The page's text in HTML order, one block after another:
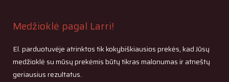
Medžioklė pagal Larri!
El. parduotuvėje atrinktos tik kokybiškiausios prekės, kad Jūsų
medžioklė su mūsų prekėmis būtų tikras malonumas ir atneštų
geriausius rezultatus.